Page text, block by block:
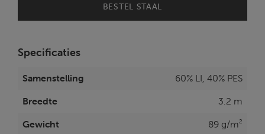
BESTEL STAAL
Specificaties
Samenstelling
60% LI, 40% PES
Breedte
3.2 m
Gewicht
89 g/m²